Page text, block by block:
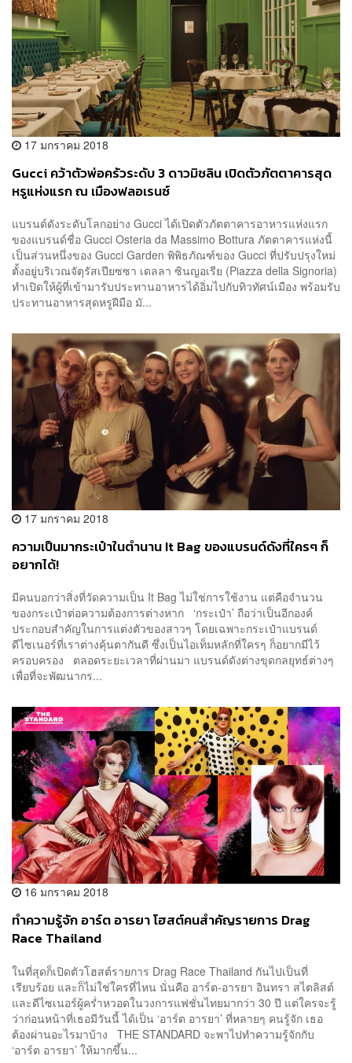
17 มกราคม 2018
Gucci คว้าตัวพ่อครัวระดับ 3 ดาวมิชลิน เปิดตัวภัตตาคารสุด
หรูแห่งแรก ณ เมืองฟลอเรนซ์
แบรนด์ดังระดับโลกอย่าง Gucci ได้เปิดตัวภัตตาคารอาหารแห่งแรก
ของแบรนด์ชื่อ Gucci Osteria da Massimo Bottura ภัตตาคารแห่งนี้
เป็นส่วนหนึ่งของ Gucci Garden พิพิธภัณฑ์ของ Gucci ที่ปรับปรุงใหม่
ตั้งอยู่บริเวณจัตุรัสเปียซซา เดลลา ซินญอเรีย (Piazza della Signoria)
ทำเปิดให้ผู้ที่เข้ามารับประทานอาหารได้อิ่มไปกับทิวทัศน์เมือง พร้อมรับ
ประทานอาหารสุดหรูฝีมือ มั...
17 มกราคม 2018
ความเป็นมากระเป๋าในตำนาน It Bag ของแบรนด์ดังที่ใครๆ ก็
อยากได้!
มีคนบอกว่าสิ่งที่วัดความเป็น It Bag ไม่ใช่การใช้งาน แต่คือจำนวน
ของกระเป๋าต่อความต้องการต่างหาก ‘กระเป๋า’ ถือว่าเป็นอีกองค์
ประกอบสำคัญในการแต่งตัวของสาวๆ โดยเฉพาะกระเป๋าแบรนด์
ดีไซเนอร์ที่เราต่างคุ้นตากันดี ซึ่งเป็นไอเท็มหลักที่ใครๆ ก็อยากมีไว้
ครอบครอง ตลอดระยะเวลาที่ผ่านมา แบรนด์ดังต่างขุดกลยุทธ์ต่างๆ
เพื่อที่จะพัฒนากร...
16 มกราคม 2018
ทำความรู้จัก อาร์ต อารยา โฮสต์คนสำคัญรายการ Drag
Race Thailand
ในที่สุดก็เปิดตัวโฮสต์รายการ Drag Race Thailand กันไปเป็นที่
เรียบร้อย และก็ไม่ใช่ใครที่ไหน นั่นคือ อาร์ต-อารยา อินทรา สไตลิสต์
และดีไซเนอร์ผู้คร่ำหวอดในวงการแฟชั่นไทยมากว่า 30 ปี แต่ใครจะรู้
ว่าก่อนหน้าที่เธอมีวันนี้ ได้เป็น ‘อาร์ต อารยา’ ที่หลายๆ คนรู้จัก เธอ
ต้องผ่านอะไรมาบ้าง THE STANDARD จะพาไปทำความรู้จักกับ
‘อาร์ต อารยา’ ให้มากขึ้น...